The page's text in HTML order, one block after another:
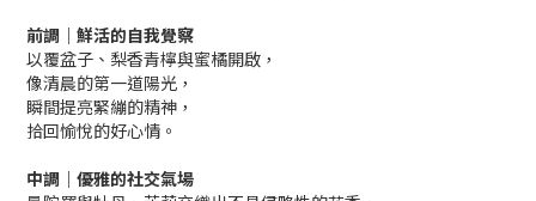
前調｜鮮活的自我覺察
以覆盆子、梨香青檸與蜜橘開啟，
像清晨的第一道陽光，
瞬間提亮緊繃的精神，
拾回愉悅的好心情。
中調｜優雅的社交氣場